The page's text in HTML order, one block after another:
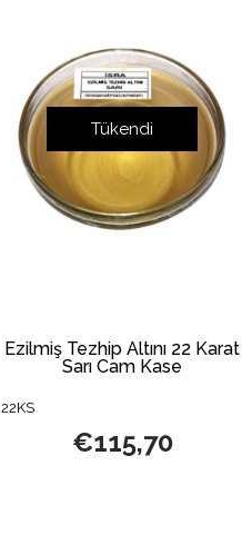
Tükendi
Ezilmiş Tezhip Altını 22 Karat
Sarı Cam Kase
22KS
€115,70